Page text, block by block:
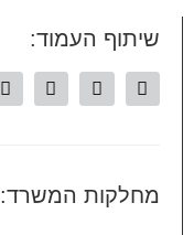
שיתוף העמוד:
מחלקות המשרד: